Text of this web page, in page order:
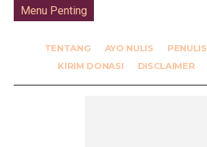
Menu Penting
TENTANG AYO NULIS PENULIS
KIRIM DONASI
DISCLAIMER